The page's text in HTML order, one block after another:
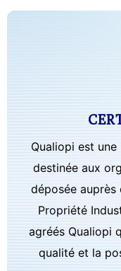
Qualiopi est
destinée aux
déposée auprès
Propriété
agréés Qualiopi
qualité et la